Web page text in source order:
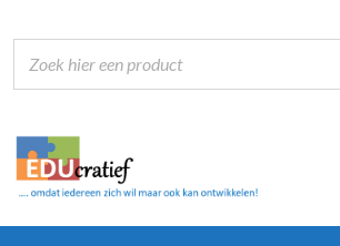
naar
inhoud